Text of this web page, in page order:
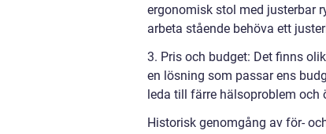
ergonomisk stol med justerbar
arbeta stående behöva ett
3. Pris och budget: Det finns
en lösning som passar ens
leda till färre hälsoproblem
Historisk genomgång av för-